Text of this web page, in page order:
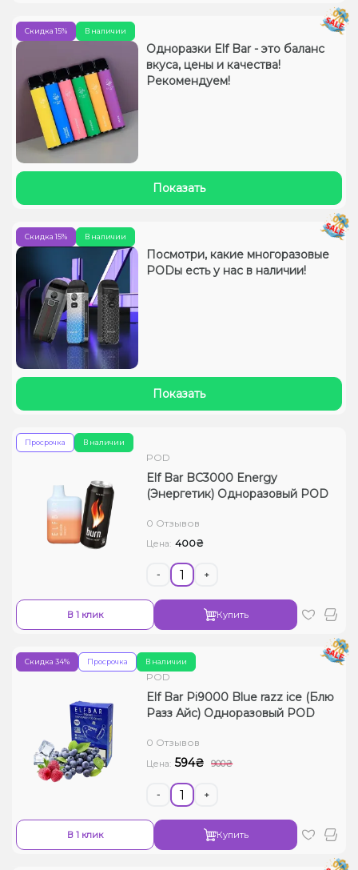
В наличии
Скидка 15%
Одноразки Elf Bar - это баланс
вкуса, цены и качества!
Рекомендуем!
Показать
В наличии
Скидка 15%
Посмотри, какие многоразовые
PODы есть у нас в наличии!
Показать
В наличии
Просрочка
POD
Elf Bar BC3000 Energy
(Энергетик) Одноразовый POD
0 Отзывов
Цена: 400₴
- +
В 1 клик Купить
В наличии
Скидка 34% Просрочка
POD
Elf Bar Pi9000 Blue razz ice (Блю
Разз Айс) Одноразовый POD
0 Отзывов
Цена: 594₴ 900₴
- +
В 1 клик Купить